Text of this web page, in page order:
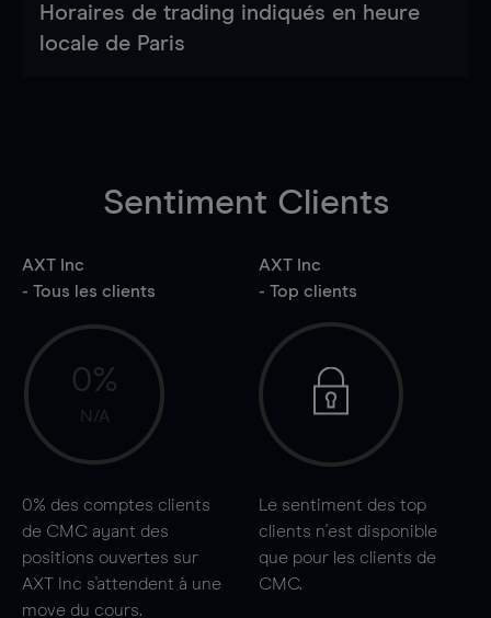
Horaires de trading indiqués en heure
locale de Paris
Sentiment Clients
AXT Inc
- Tous les clients
0%
N/A
0% des comptes clients
de CMC ayant des
positions ouvertes sur
AXT Inc s'attendent à une
move du cours.
AXT Inc
- Top clients
Le sentiment des top
clients n'est disponible
que pour les clients de
CMC.